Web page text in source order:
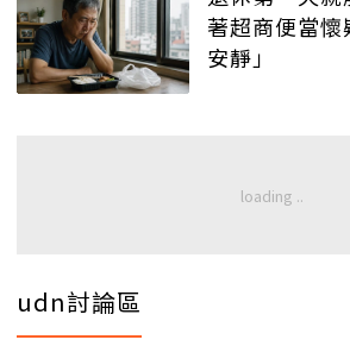
著超商便當
安靜」
udn討論區